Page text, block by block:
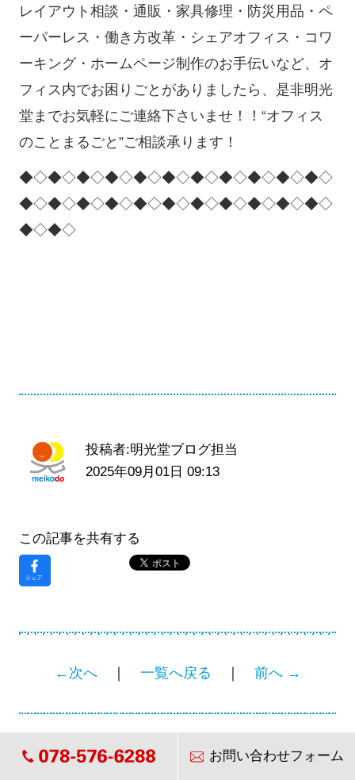
レイアウト相談・通販・家具修理・防災用品・ペ
ーパーレス・働き方改革・シェアオフィス・コワ
ーキング・ホームページ制作のお手伝いなど、オ
フィス内でお困りごとがありましたら、是非明光
堂までお気軽にご連絡下さいませ！！“オフィス
のことまるごと”ご相談承ります！
◆◇◆◇◆◇◆◇◆◇◆◇◆◇◆◇◆◇◆◇◆◇
◆◇◆◇◆◇◆◇◆◇◆◇◆◇◆◇◆◇◆◇◆◇
◆◇◆◇
投稿者:明光堂ブログ担当
2025年09月01日 09:13
この記事を共有する
←次へ｜ 一覧へ戻る ｜ 前へ →
お問い合わせフォーム